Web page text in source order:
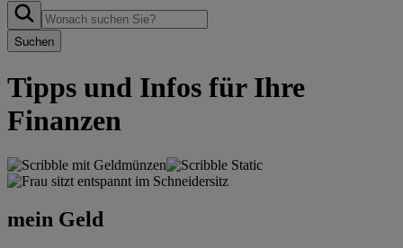
Suchen
Tipps und Infos für Ihre
Finanzen
mein Geld